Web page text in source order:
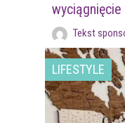
wyciągnięcie
Tekst
LIFESTYLE